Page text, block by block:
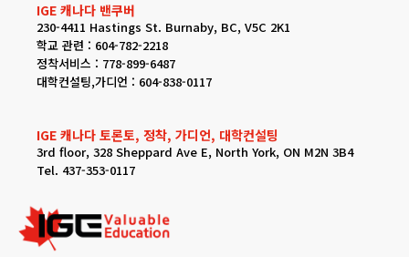
IGE 캐나다 밴쿠버
230-4411 Hastings St. Burnaby, BC, V5C 2K1
학교 관련 : 604-782-2218
정착서비스 : 778-899-6487
대학컨설팅,가디언 : 604-838-0117
IGE 캐나다 토론토, 정착, 가디언, 대학컨설팅
3rd floor, 328 Sheppard Ave E, North York, ON M2N 3B4
Tel. 437-353-0117